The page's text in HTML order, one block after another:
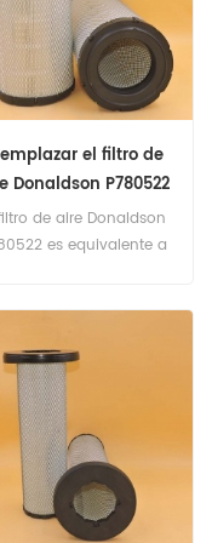
el filtro de
Donaldson P780522
de aire Donaldson
es equivalente a
CAT 206-5234,
32/925401, John Deere
Número de pieza:
P780522 Nombre de la
parte: Filtro de aire
Reemplace la marca:
Donaldson